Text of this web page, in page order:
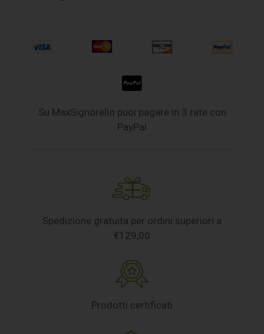
Su MaxSignorello puoi pagare in 3 rate con
PayPal
Spedizione gratuita per ordini superiori a
€129,00
Prodotti certificati